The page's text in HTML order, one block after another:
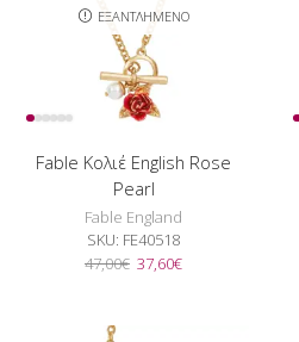
ΕΞΑΝΤΛΗΜΈΝΟ
Fable Κολιέ English Rose
Pearl
Fable England
SKU: FE40518
47,00€ Original
37,60€Η